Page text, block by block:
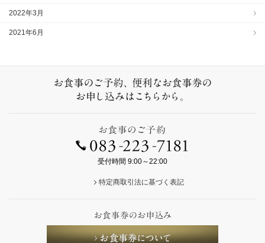
2022年3月
2021年6月
受付時間 9:00～22:00
特定商取引法に基づく表記